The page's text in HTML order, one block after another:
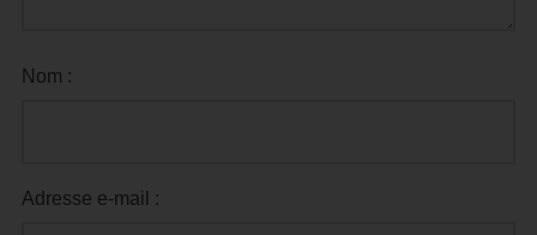
Nom :
Adresse e-mail :